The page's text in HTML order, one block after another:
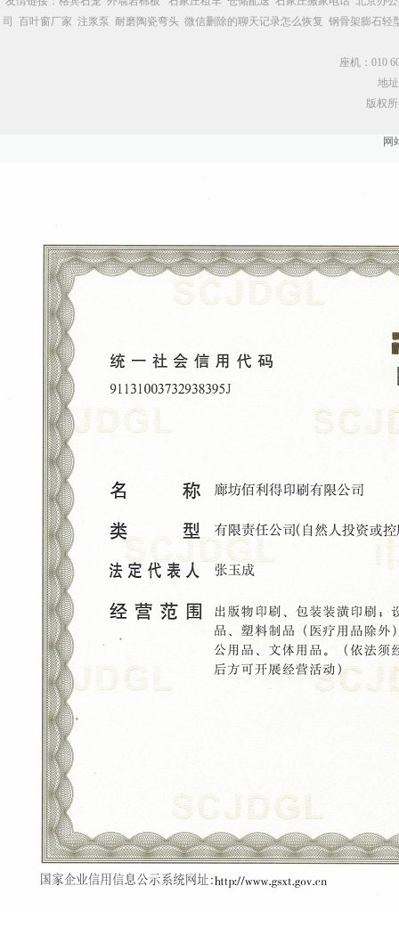
司 百叶窗厂家 注浆泵 耐磨陶瓷弯头 微信删除的聊天记录怎么恢复 钢骨架膨石轻
座机：010
地
版权
网